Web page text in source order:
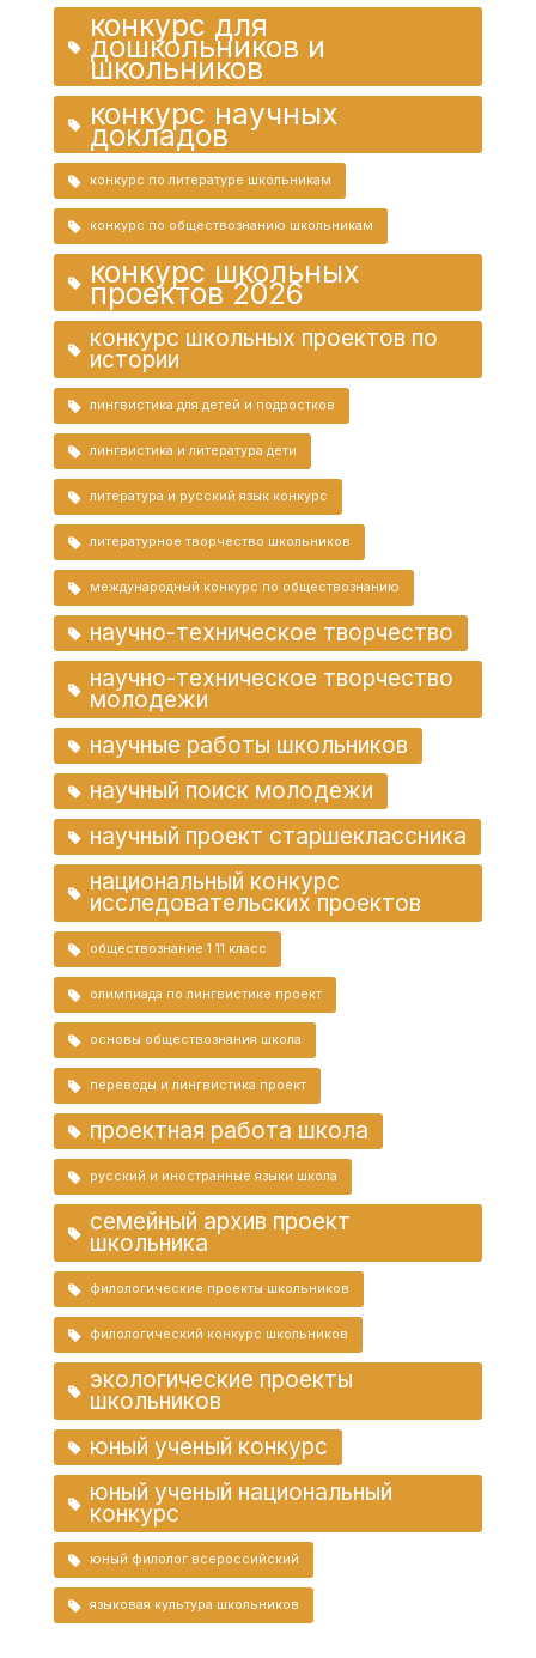
конкурс для
дошкольников и
школьников
конкурс научных
докладов
конкурс по литературе школьникам
конкурс по обществознанию школьникам
конкурс школьных
проектов 2026
конкурс школьных проектов по
истории
лингвистика для детей и подростков
лингвистика и литература дети
литература и русский язык конкурс
литературное творчество школьников
международный конкурс по обществознанию
научно-техническое творчество
научно-техническое творчество
молодежи
научные работы школьников
научный поиск молодежи
научный проект старшеклассника
национальный конкурс
исследовательских проектов
обществознание 1 11 класс
олимпиада по лингвистике проект
основы обществознания школа
переводы и лингвистика проект
проектная работа школа
русский и иностранные языки школа
семейный архив проект
школьника
филологические проекты школьников
филологический конкурс школьников
экологические проекты
школьников
юный ученый конкурс
юный ученый национальный
конкурс
юный филолог всероссийский
языковая культура школьников